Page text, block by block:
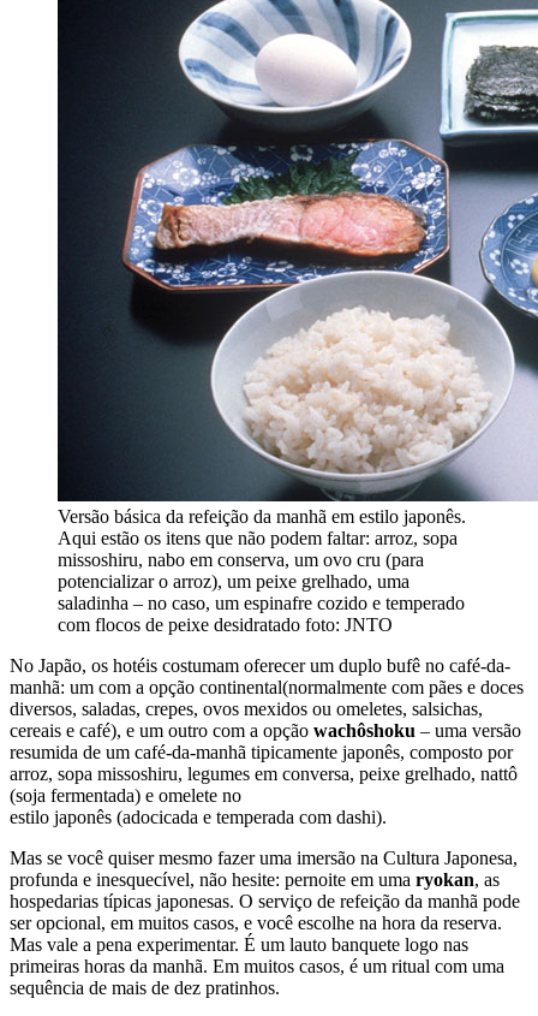
Versão básica da refeição da manhã em estilo japonês.
Aqui estão os itens que não podem faltar: arroz, sopa
missoshiru, nabo em conserva, um ovo cru (para
potencializar o arroz), um peixe grelhado, uma
saladinha – no caso, um espinafre cozido e temperado
com flocos de peixe desidratado foto: JNTO
No Japão, os hotéis costumam oferecer um duplo bufê no café-da-
manhã: um com a opção continental(normalmente com pães e doces
diversos, saladas, crepes, ovos mexidos ou omeletes, salsichas,
cereais e café), e um outro com a opção wachôshoku – uma versão
resumida de um café-da-manhã tipicamente japonês, composto por
arroz, sopa missoshiru, legumes em conversa, peixe grelhado, nattô
(soja fermentada) e omelete no
estilo japonês (adocicada e temperada com dashi).
Mas se você quiser mesmo fazer uma imersão na Cultura Japonesa,
profunda e inesquecível, não hesite: pernoite em uma ryokan, as
hospedarias típicas japonesas. O serviço de refeição da manhã pode
ser opcional, em muitos casos, e você escolhe na hora da reserva.
Mas vale a pena experimentar. É um lauto banquete logo nas
primeiras horas da manhã. Em muitos casos, é um ritual com uma
sequência de mais de dez pratinhos.